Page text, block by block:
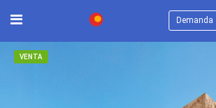
Demanda
VENTA